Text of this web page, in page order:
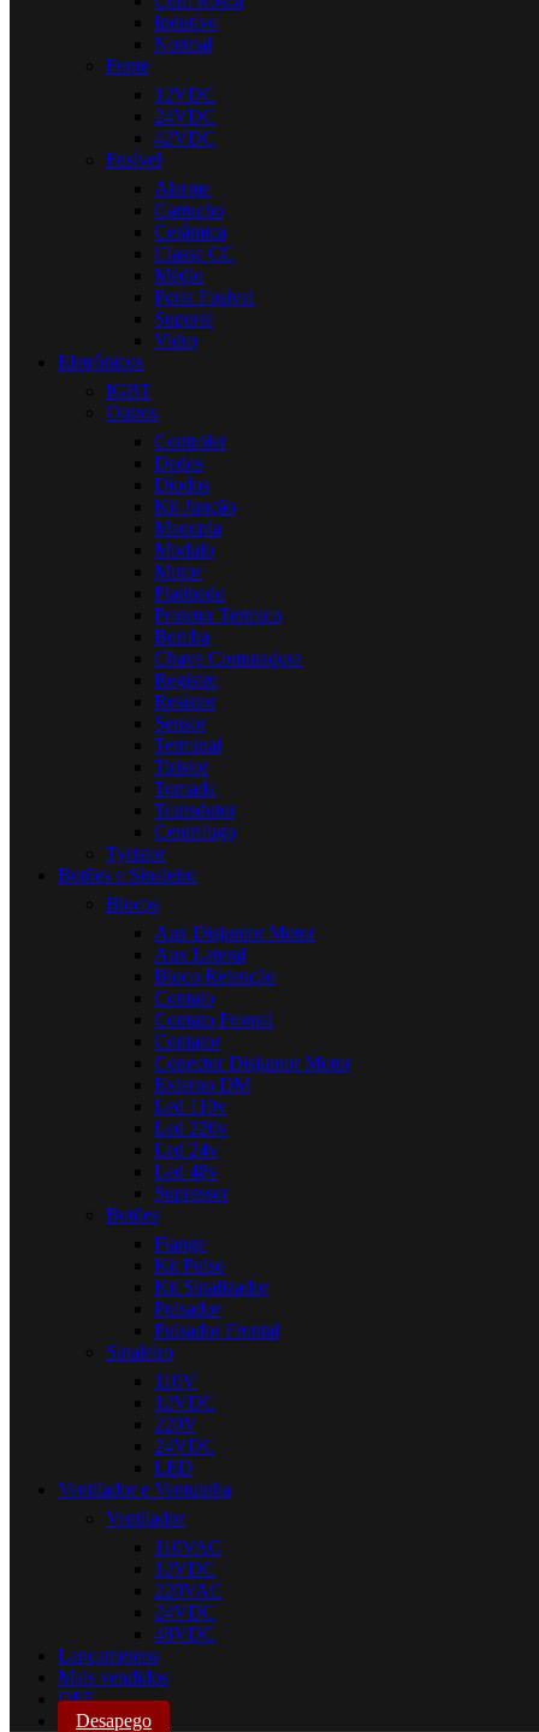
Indutivo
Normal
Fonte
12VDC
24VDC
42VDC
Fusível
Alarme
Cartucho
Cerâmica
Classe CC
Médio
Porta Fusível
Suporte
Vidro
Eletrônicos
IGBT
Outros
Controler
Dedos
Diodos
Kit Junção
Manopla
Modulo
Motor
Platinado
Protetor Termico
Bomba
Chave Comutadora
Registro
Resistor
Sensor
Terminal
Tiristor
Tomada
Transdutor
Centrifugo
Tyristor
Botões e Sinaleiro
Blocos
Aux Disjuntor Motor
Aux Lateral
Bloco Retenção
Contato
Contato Frontal
Contator
Conector Disjuntor Motor
Externo DM
Led 110v
Led 220v
Led 24v
Led 48v
Supressor
Botões
Flange
Kit Pulso
Kit Sinalizador
Pulsador
Pulsador Frontal
Sinaleiro
110V
12VDC
220V
24VDC
LED
Ventilador e Ventuinha
Ventilador
110VAC
12VDC
220VAC
24VDC
48VDC
Lançamentos
Mais vendidos
OFF
Desapego